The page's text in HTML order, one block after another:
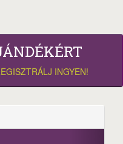
INGYEN!